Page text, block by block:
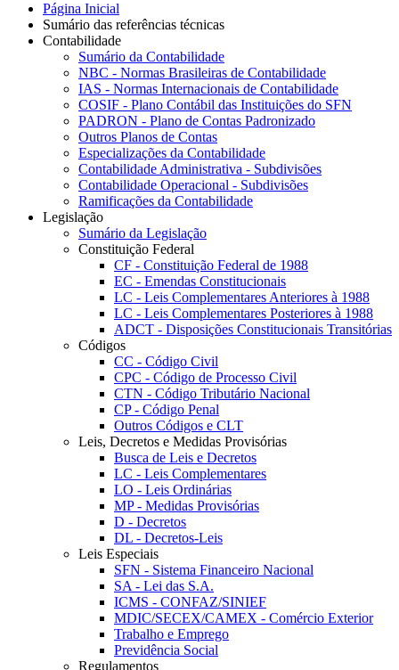
Página Inicial
Sumário das referências técnicas
Contabilidade
Sumário da Contabilidade
NBC - Normas Brasileiras de Contabilidade
IAS - Normas Internacionais de Contabilidade
COSIF - Plano Contábil das Instituições do SFN
PADRON - Plano de Contas Padronizado
Outros Planos de Contas
Especializações da Contabilidade
Contabilidade Administrativa - Subdivisões
Contabilidade Operacional - Subdivisões
Ramificações da Contabilidade
Legislação
Sumário da Legislação
Constituição Federal
CF - Constituição Federal de 1988
EC - Emendas Constitucionais
LC - Leis Complementares Anteriores à 1988
LC - Leis Complementares Posteriores à 1988
ADCT - Disposições Constitucionais Transitórias
Códigos
CC - Código Civil
CPC - Código de Processo Civil
CTN - Código Tributário Nacional
CP - Código Penal
Outros Códigos e CLT
Leis, Decretos e Medidas Provisórias
Busca de Leis e Decretos
LC - Leis Complementares
LO - Leis Ordinárias
MP - Medidas Provisórias
D - Decretos
DL - Decretos-Leis
Leis Especiais
SFN - Sistema Financeiro Nacional
SA - Lei das S.A.
ICMS - CONFAZ/SINIEF
MDIC/SECEX/CAMEX - Comércio Exterior
Trabalho e Emprego
Previdência Social
Regulamentos